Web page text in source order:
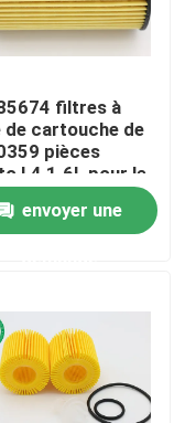
filtres à
de cartouche de
pièces
L4 1.6L pour le
Fiat
envoyer une